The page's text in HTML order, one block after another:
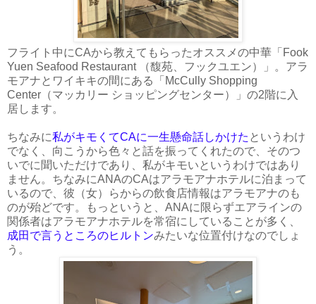
フライト中にCAから教えてもらったオススメの中華「Fook
Yuen Seafood Restaurant （馥苑、フックユエン）」。アラ
モアナとワイキキの間にある「McCully Shopping
Center（マッカリー ショッピングセンター）」の2階に入
居します。
ちなみに私がキモくてCAに一生懸命話しかけた というわけ
でなく、向こうから色々と話を振ってくれたので、そのつ
いでに聞いただけであり、私がキモいというわけではあり
ません。ちなみにANAのCAはアラモアナホテルに泊まって
いるので、彼（女）らからの飲食店情報はアラモアナのも
のが殆どです。もっというと、ANAに限らずエアラインの
関係者はアラモアナホテルを常宿にしていることが多く、
成田で言うところのヒルトンみたいな位置付けなのでしょ
う。